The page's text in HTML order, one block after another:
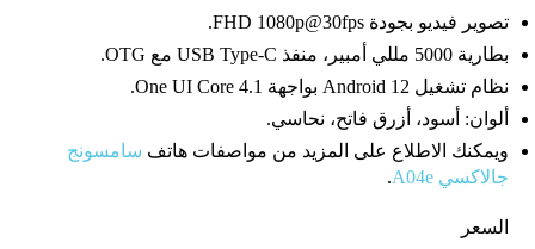
تصوير فيديو بجودة FHD 1080p@30fps.
بطارية 5000 مللي أمبير، منفذ USB Type-C مع OTG.
نظام تشغيل Android 12 بواجهة One UI Core 4.1.
ألوان: أسود، أزرق فاتح، نحاسي.
ويمكنك الاطلاع على المزيد من مواصفات هاتف سامسونج
جالاكسي A04e
.
السعر